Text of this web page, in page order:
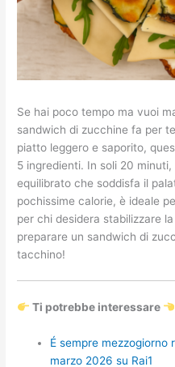
Se hai poco tempo ma vuoi
sandwich di zucchine fa per
piatto leggero e saporito,
5 ingredienti. In soli 20
equilibrato che soddisfa il
pochissime calorie, è ideale
per chi desidera stabilizzare
preparare un sandwich di
tacchino!
Ti potrebbe interessare
É sempre mezzogiorno
marzo 2026 su Rai1